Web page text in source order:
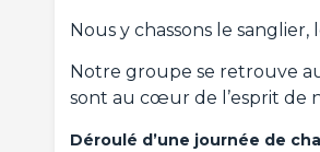
Nous y chassons le
Notre groupe se retrouve
sont au cœur de l’esprit de
Déroulé d’une journée de